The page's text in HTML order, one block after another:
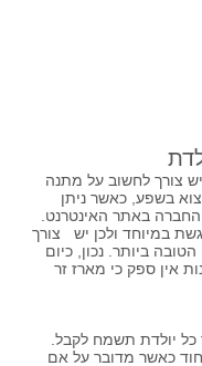
צורך לחשוב על מתנה
בשפע, כאשר ניתן
באתר האינטרנט.
במיוחד ולכן יש צורך
ביותר. נכון, כיום
אין ספק כי מארז זר
יולדת תשמח לקבל.
כאשר מדובר על אם